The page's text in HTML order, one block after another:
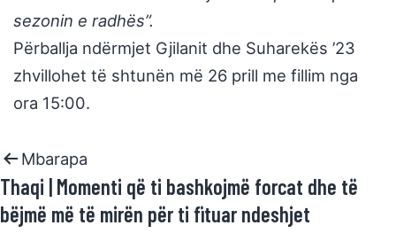
sezonin e radhës”.
Përballja ndërmjet Gjilanit dhe Suharekës ’23
zhvillohet të shtunën më 26 prill me fillim nga
ora 15:00.
Mbarapa
Thaqi | Momenti që ti bashkojmë forcat dhe të
bëjmë më të mirën për ti fituar ndeshjet